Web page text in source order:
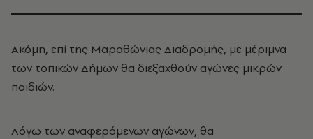
Ακόμη, επί της Μαραθώνιας Διαδρομής, με μέριμνα
των τοπικών Δήμων θα διεξαχθούν αγώνες μικρών
παιδιών.
Λόγω των αναφερόμενων αγώνων, θα